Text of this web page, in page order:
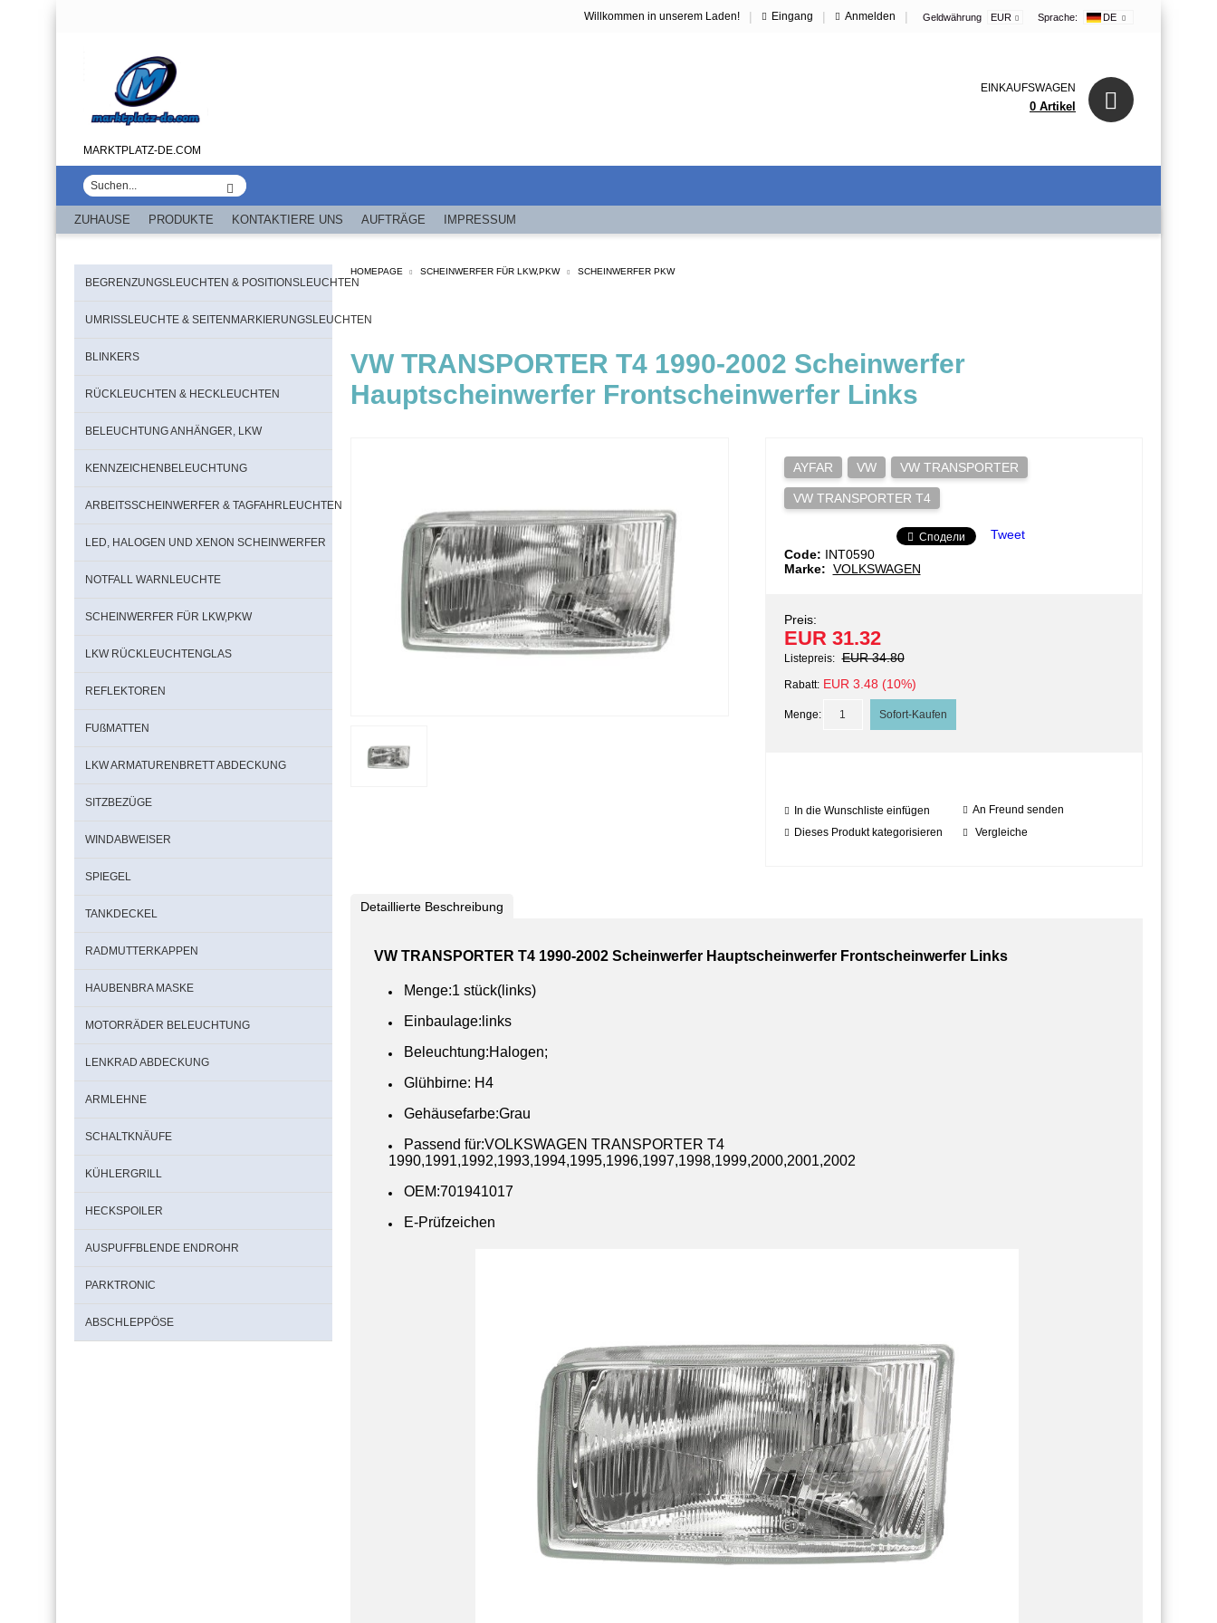
Willkommen in unserem Laden! | Eingang | Anmelden | Geldwährung EUR Sprache: DE
MARKTPLATZ-DE.COM
EINKAUFSWAGEN
0 Artikel
ZUHAUSE PRODUKTE KONTAKTIERE UNS AUFTRÄGE IMPRESSUM
BEGRENZUNGSLEUCHTEN & POSITIONSLEUCHTEN
UMRISSLEUCHTE & SEITENMARKIERUNGSLEUCHTEN
BLINKERS
RÜCKLEUCHTEN & HECKLEUCHTEN
BELEUCHTUNG ANHÄNGER, LKW
KENNZEICHENBELEUCHTUNG
ARBEITSSCHEINWERFER & TAGFAHRLEUCHTEN
LED, HALOGEN UND XENON SCHEINWERFER
NOTFALL WARNLEUCHTE
SCHEINWERFER FÜR LKW,PKW
LKW RÜCKLEUCHTENGLAS
REFLEKTOREN
FUßMATTEN
LKW ARMATURENBRETT ABDECKUNG
SITZBEZÜGE
WINDABWEISER
SPIEGEL
TANKDECKEL
RADMUTTERKAPPEN
HAUBENBRA MASKE
MOTORRÄDER BELEUCHTUNG
LENKRAD ABDECKUNG
ARMLEHNE
SCHALTKNÄUFE
KÜHLERGRILL
HECKSPOILER
AUSPUFFBLENDE ENDROHR
PARKTRONIC
ABSCHLEPPÖSE
HOMEPAGE SCHEINWERFER FÜR LKW,PKW SCHEINWERFER PKW
VW TRANSPORTER T4 1990-2002 Scheinwerfer
Hauptscheinwerfer Frontscheinwerfer Links
AYFAR VW VW TRANSPORTER
VW TRANSPORTER T4
Сподели
Tweet
Code: INT0590
Marke: VOLKSWAGEN
Preis:
EUR 31.32
Listepreis: EUR 34.80
Rabatt: EUR 3.48 (10%)
Menge:
In die Wunschliste einfügen
An Freund senden
Dieses Produkt kategorisieren
Vergleiche
Detaillierte Beschreibung
VW TRANSPORTER T4 1990-2002 Scheinwerfer Hauptscheinwerfer Frontscheinwerfer Links
Menge:1 stück(links)
Einbaulage:links
Beleuchtung:Halogen;
Glühbirne: H4
Gehäusefarbe:Grau
Passend für:VOLKSWAGEN TRANSPORTER T4
1990,1991,1992,1993,1994,1995,1996,1997,1998,1999,2000,2001,2002
OEM:701941017
E-Prüfzeichen